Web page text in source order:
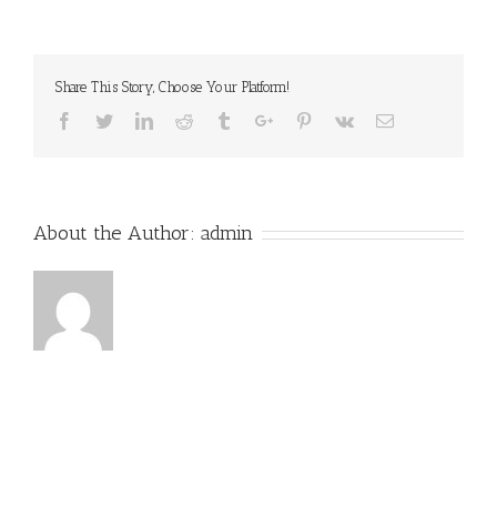
Share This Story, Choose Your Platform!
Facebook
TwitterLinkedinReddit TumblrGoogle+Pinterest
Vk Email
About the Author: admin